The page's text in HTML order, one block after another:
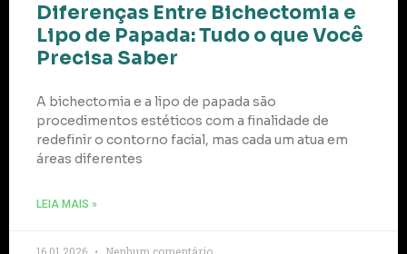
Diferenças Entre Bichectomia e
Lipo de Papada: Tudo o que Você
Precisa Saber
A bichectomia e a lipo de papada são
procedimentos estéticos com a finalidade de
redefinir o contorno facial, mas cada um atua em
áreas diferentes
LEIA MAIS »